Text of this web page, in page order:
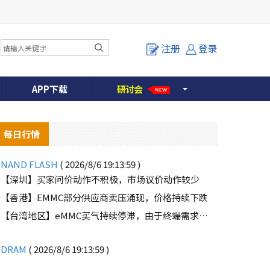
注册 登录
APP下载 研讨会 NEW
每日行情
NAND FLASH ( 2026/8/6 19:13:59 )
【深圳】买家问价动作不积极，市场议价动作较少
【香港】EMMC部分供应商卖压涌现，价格持续下跌
【台湾地区】eMMC买气持续停滞，由于终端需求未能好转
DRAM ( 2026/8/6 19:13:59 )